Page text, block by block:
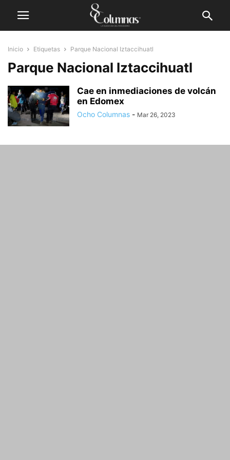
Inicio Etiquetas Parque Nacional Iztaccihuatl
Parque Nacional Iztaccihuatl
Cae en inmediaciones de volcán
en Edomex
Ocho Columnas - Mar 26, 2023